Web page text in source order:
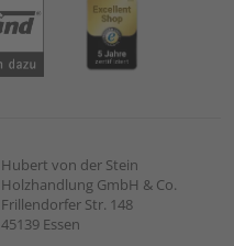
Hubert von der Stein
Holzhandlung GmbH & Co.
Frillendorfer Str. 148
45139 Essen